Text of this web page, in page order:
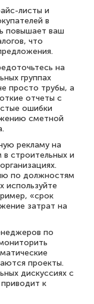
листы и
в
повышает ваш
что
на
группах
просто трубы, а
отчеты с
ошибки
сметной
рекламу на
строительных и
по должностям
используйте
«срок
затрат на
по
проекты.
дискуссиях с
к